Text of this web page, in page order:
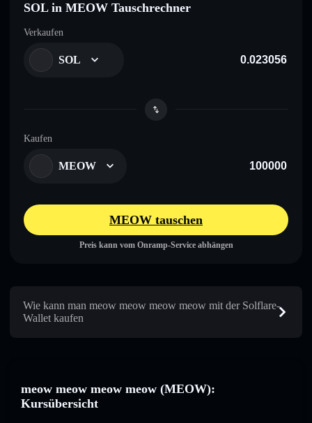
SOL in MEOW Tauschrechner
Verkaufen
SOL
Kaufen
MEOW
MEOW tauschen
Preis kann vom Onramp-Service abhängen
Wie kann man meow meow meow meow mit der Solflare-
Wallet kaufen
meow meow meow meow (MEOW):
Kursübersicht